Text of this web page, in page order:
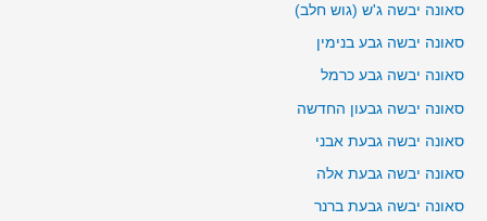
סאונה יבשה ג'ש (גוש חלב)
סאונה יבשה גבע בנימין
סאונה יבשה גבע כרמל
סאונה יבשה גבעון החדשה
סאונה יבשה גבעת אבני
סאונה יבשה גבעת אלה
סאונה יבשה גבעת ברנר